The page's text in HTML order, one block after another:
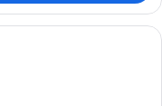
de dossel com dossel,